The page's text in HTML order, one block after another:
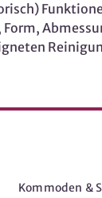
Kommoden &